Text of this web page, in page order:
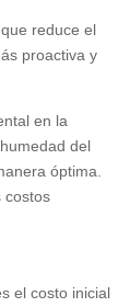
reduce el
proactiva y
en la
del
óptima.
costos
el costo inicial